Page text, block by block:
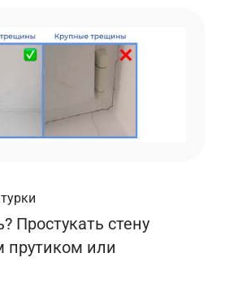
Простукать стену
прутиком или